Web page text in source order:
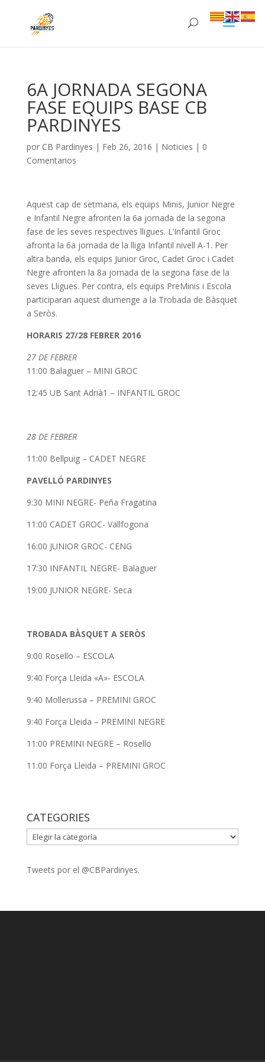
6A JORNADA SEGONA
FASE EQUIPS BASE CB
PARDINYES
por CB Pardinyes | Feb 26, 2016 | Noticies | 0
Comentarios
Aquest cap de setmana, els equips Minis, Junior Negre
e Infantil Negre afronten la 6a jornada de la segona
fase de les seves respectives lligues. L’Infantil Groc
afronta la 6a jornada de la lliga Infantil nivell A-1. Per
altra banda, els equips Junior Groc, Cadet Groc i Cadet
Negre afronten la 8a jornada de la segona fase de la
seves Lligues. Per contra, els equips PreMinis i Escola
participaran aquest diumenge a la Trobada de Bàsquet
a Seròs.
HORARIS 27/28 FEBRER 2016
27 DE FEBRER
11:00 Balaguer – MINI GROC
12:45 UB Sant Adrià1 – INFANTIL GROC
28 DE FEBRER
11:00 Bellpuig – CADET NEGRE
PAVELLÓ PARDINYES
9:30 MINI NEGRE- Peña Fragatina
11:00 CADET GROC- Vallfogona
16:00 JUNIOR GROC- CENG
17:30 INFANTIL NEGRE- Balaguer
19:00 JUNIOR NEGRE- Seca
TROBADA BÀSQUET A SERÒS
9:00 Rosello – ESCOLA
9:40 Força Lleida «A»- ESCOLA
9:40 Mollerussa – PREMINI GROC
9:40 Força Lleida – PREMINI NEGRE
11:00 PREMINI NEGRE – Rosello
11:00 Força Lleida – PREMINI GROC
CATEGORIES
CATEGORIES
Tweets por el @CBPardinyes.